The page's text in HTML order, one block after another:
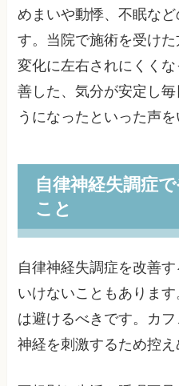
めまいや動悸、不眠な
す。当院で施術を受け
変化に左右されにくく
善した、気分が安定し
うになったといった声を
自律神経失調症
こと
自律神経失調症を改善
いけないこともありま
は避けるべきです。カ
神経を刺激するため控え